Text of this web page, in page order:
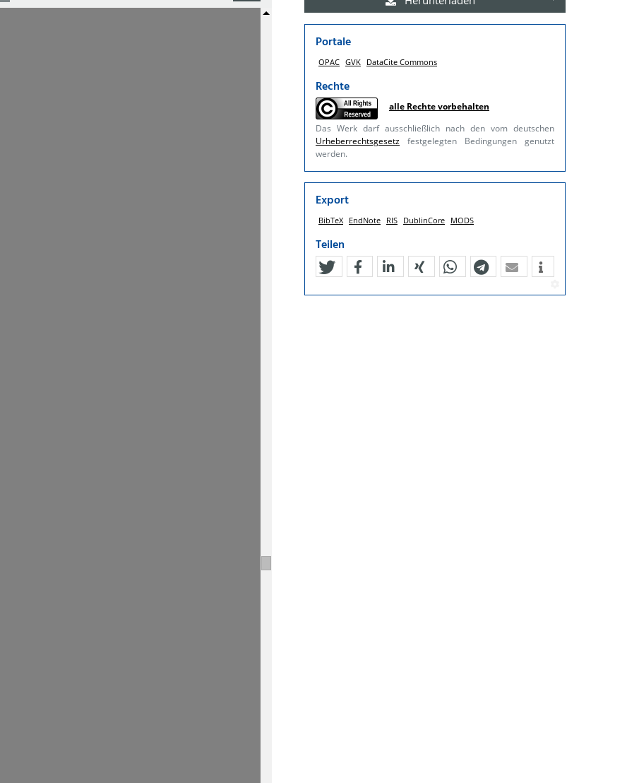
Portale
OPAC GVK DataCite Commons
Rechte
alle Rechte vorbehalten
Das Werk darf ausschließlich nach den vom deutschen
Urheberrechtsgesetz festgelegten Bedingungen genutzt
werden.
Export
BibTeX EndNote RIS DublinCore MODS
Teilen